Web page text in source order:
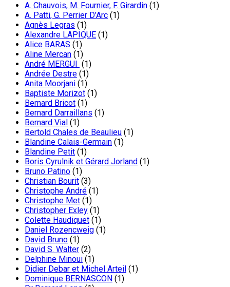
A. Chauvois, M. Fournier, F. Girardin (1)
A. Patti, G. Perrier D’Arc (1)
Agnès Legras (1)
Alexandre LAPIQUE (1)
Alice BARAS (1)
Aline Mercan (1)
André MERGUI (1)
Andrée Destre (1)
Anita Moorjani (1)
Baptiste Morizot (1)
Bernard Bricot (1)
Bernard Darraillans (1)
Bernard Vial (1)
Bertold Chales de Beaulieu (1)
Blandine Calais-Germain (1)
Blandine Petit (1)
Boris Cyrulnik et Gérard Jorland (1)
Bruno Patino (1)
Christian Bourit (3)
Christophe André (1)
Christophe Met (1)
Christopher Exley (1)
Colette Haudiquet (1)
Daniel Rozencweig (1)
David Bruno (1)
David S. Walter (2)
Delphine Minoui (1)
Didier Debar et Michel Arteil (1)
Dominique BERNASCON (1)